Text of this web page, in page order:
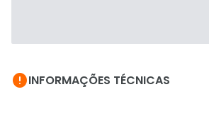
INFORMAÇÕES TÉCNICAS